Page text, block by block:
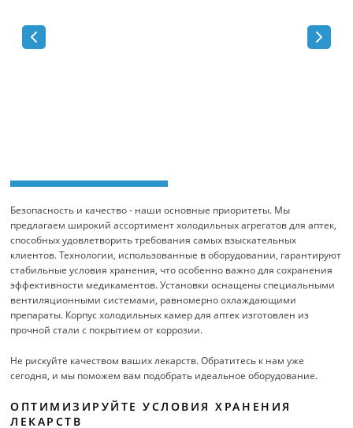
Безопасность и качество - наши основные приоритеты. Мы
предлагаем широкий ассортимент холодильных агрегатов для аптек,
способных удовлетворить требования самых взыскательных
клиентов. Технологии, использованные в оборудовании, гарантируют
стабильные условия хранения, что особенно важно для сохранения
эффективности медикаментов. Установки оснащены специальными
вентиляционными системами, равномерно охлаждающими
препараты. Корпус холодильных камер для аптек изготовлен из
прочной стали с покрытием от коррозии.
Не рискуйте качеством ваших лекарств. Обратитесь к нам уже
сегодня, и мы поможем вам подобрать идеальное оборудование.
ОПТИМИЗИРУЙТЕ УСЛОВИЯ ХРАНЕНИЯ
ЛЕКАРСТВ